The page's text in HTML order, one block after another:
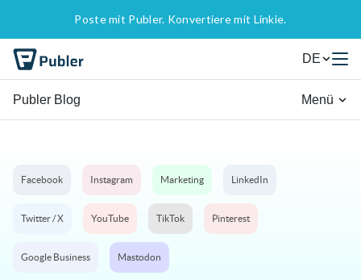
Poste mit Publer. Konvertiere mit Linkie.
DE
Publer Blog Menü
Facebook Instagram Marketing LinkedIn
Twitter / X YouTube TikTok Pinterest
Google Business Mastodon